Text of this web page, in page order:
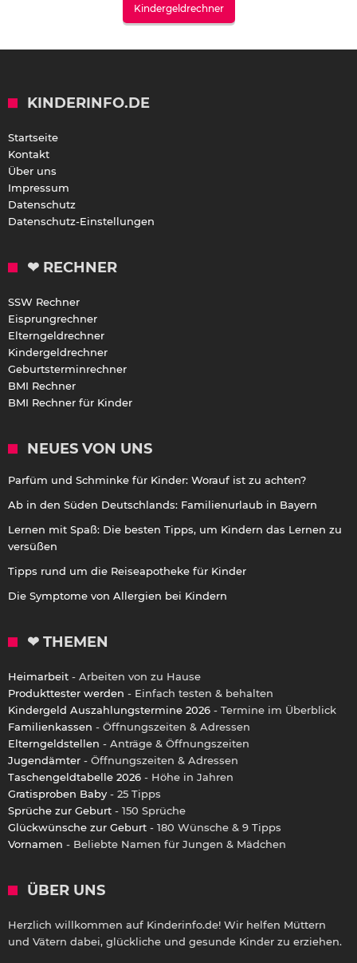
Kindergeldrechner
KINDERINFO.DE
Startseite
Kontakt
Über uns
Impressum
Datenschutz
Datenschutz-Einstellungen
❤ RECHNER
SSW Rechner
Eisprungrechner
Elterngeldrechner
Kindergeldrechner
Geburtsterminrechner
BMI Rechner
BMI Rechner für Kinder
NEUES VON UNS
Parfüm und Schminke für Kinder: Worauf ist zu achten?
Ab in den Süden Deutschlands: Familienurlaub in Bayern
Lernen mit Spaß: Die besten Tipps, um Kindern das Lernen zu
versüßen
Tipps rund um die Reiseapotheke für Kinder
Die Symptome von Allergien bei Kindern
❤ THEMEN
Heimarbeit - Arbeiten von zu Hause
Produkttester werden - Einfach testen & behalten
Kindergeld Auszahlungstermine 2026 - Termine im Überblick
Familienkassen - Öffnungszeiten & Adressen
Elterngeldstellen - Anträge & Öffnungszeiten
Jugendämter - Öffnungszeiten & Adressen
Taschengeldtabelle 2026 - Höhe in Jahren
Gratisproben Baby - 25 Tipps
Sprüche zur Geburt - 150 Sprüche
Glückwünsche zur Geburt - 180 Wünsche & 9 Tipps
Vornamen - Beliebte Namen für Jungen & Mädchen
ÜBER UNS
Herzlich willkommen auf Kinderinfo.de! Wir helfen Müttern
und Vätern dabei, glückliche und gesunde Kinder zu erziehen.